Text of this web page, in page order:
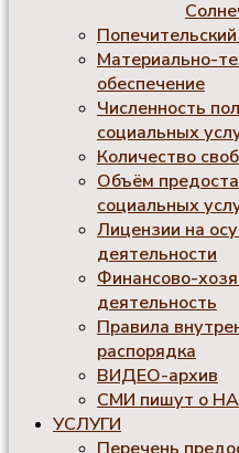
Материально-
обеспечение
Численность
социальных
Количество
Объём
социальных
Лицензии на
деятельности
Финансово-
деятельность
Правила
распорядка
ВИДЕО-архив
СМИ пишут о
УСЛУГИ